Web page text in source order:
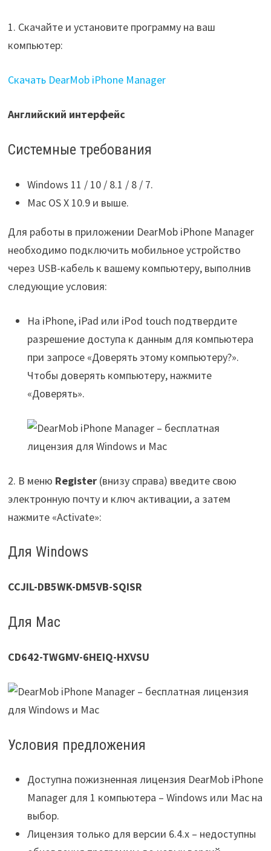
1. Скачайте и установите программу на ваш
компьютер:
Скачать DearMob iPhone Manager
Английский интерфейс
Системные требования
Windows 11 / 10 / 8.1 / 8 / 7.
Mac OS X 10.9 и выше.
Для работы в приложении DearMob iPhone Manager
необходимо подключить мобильное устройство
через USB-кабель к вашему компьютеру, выполнив
следующие условия:
На iPhone, iPad или iPod touch подтвердите
разрешение доступа к данным для компьютера
при запросе «Доверять этому компьютеру?».
Чтобы доверять компьютеру, нажмите
«Доверять».
2. В меню Register(внизу справа) введите свою
электронную почту и ключ активации, а затем
нажмите «Activate»:
Для Windows
CCJIL-DB5WK-DM5VB-SQISR
Для Mac
CD642-TWGMV-6HEIQ-HXVSU
Условия предложения
Доступна пожизненная лицензия DearMob iPhone
Manager для 1 компьютера – Windows или Mac на
выбор.
Лицензия только для версии 6.4.x – недоступны